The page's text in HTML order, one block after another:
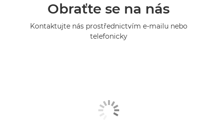
Obraťte se na nás
Kontaktujte nás prostřednictvím e-mailu nebo
telefonicky